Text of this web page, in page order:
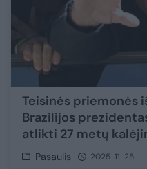
Teisinės priemonės
Brazilijos
atlikti 27 metų
Pasaulis 2025-11-25